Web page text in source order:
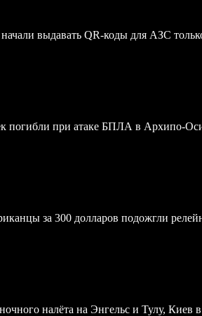
выдавать QR-коды для АЗС
погибли при атаке БПЛА в Архипо-
за 300 долларов подожгли
налёта на Энгельс и Тулу, Киев